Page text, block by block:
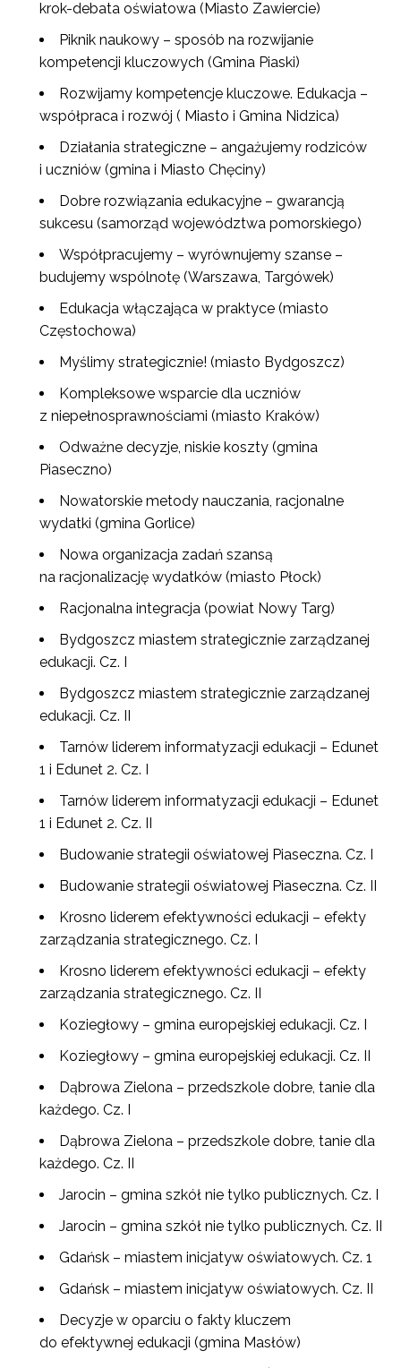
krok-debata oświatowa (Miasto Zawiercie)
Piknik naukowy – sposób na rozwijanie
kompetencji kluczowych (Gmina Piaski)
Rozwijamy kompetencje kluczowe. Edukacja –
współpraca i rozwój ( Miasto i Gmina Nidzica)
Działania strategiczne – angażujemy rodziców
i uczniów (gmina i Miasto Chęciny)
Dobre rozwiązania edukacyjne – gwarancją
sukcesu (samorząd województwa pomorskiego)
Współpracujemy – wyrównujemy szanse –
budujemy wspólnotę (Warszawa, Targówek)
Edukacja włączająca w praktyce (miasto
Częstochowa)
Myślimy strategicznie! (miasto Bydgoszcz)
Kompleksowe wsparcie dla uczniów
z niepełnosprawnościami (miasto Kraków)
Odważne decyzje, niskie koszty (gmina
Piaseczno)
Nowatorskie metody nauczania, racjonalne
wydatki (gmina Gorlice)
Nowa organizacja zadań szansą
na racjonalizację wydatków (miasto Płock)
Racjonalna integracja (powiat Nowy Targ)
Bydgoszcz miastem strategicznie zarządzanej
edukacji. Cz. I
Bydgoszcz miastem strategicznie zarządzanej
edukacji. Cz. II
Tarnów liderem informatyzacji edukacji – Edunet
1 i Edunet 2. Cz. I
Tarnów liderem informatyzacji edukacji – Edunet
1 i Edunet 2. Cz. II
Budowanie strategii oświatowej Piaseczna. Cz. I
Budowanie strategii oświatowej Piaseczna. Cz. II
Krosno liderem efektywności edukacji – efekty
zarządzania strategicznego. Cz. I
Krosno liderem efektywności edukacji – efekty
zarządzania strategicznego. Cz. II
Koziegłowy – gmina europejskiej edukacji. Cz. I
Koziegłowy – gmina europejskiej edukacji. Cz. II
Dąbrowa Zielona – przedszkole dobre, tanie dla
każdego. Cz. I
Dąbrowa Zielona – przedszkole dobre, tanie dla
każdego. Cz. II
Jarocin – gmina szkół nie tylko publicznych. Cz. I
Jarocin – gmina szkół nie tylko publicznych. Cz. II
Gdańsk – miastem inicjatyw oświatowych. Cz. 1
Gdańsk – miastem inicjatyw oświatowych. Cz. II
Decyzje w oparciu o fakty kluczem
do efektywnej edukacji (gmina Masłów)